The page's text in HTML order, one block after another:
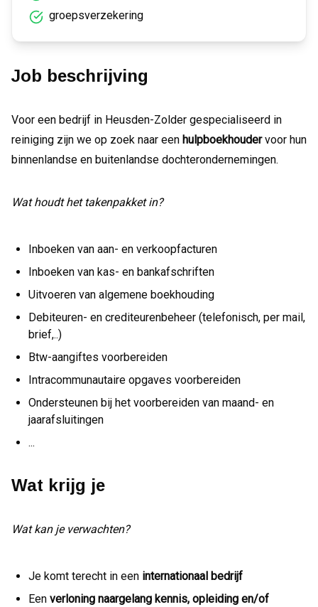
groepsverzekering
Job beschrijving
Voor een bedrijf in Heusden-Zolder gespecialiseerd in
reiniging zijn we op zoek naar een hulpboekhoudervoor hun
binnenlandse en buitenlandse dochterondernemingen.
Wat houdt het takenpakket in?
Inboeken van aan- en verkoopfacturen
Inboeken van kas- en bankafschriften
Uitvoeren van algemene boekhouding
Debiteuren- en crediteurenbeheer (telefonisch, per mail,
brief,..)
Btw-aangiftes voorbereiden
Intracommunautaire opgaves voorbereiden
Ondersteunen bij het voorbereiden van maand- en
jaarafsluitingen
...
Wat krijg je
Wat kan je verwachten?
Je komt terecht in een internationaal bedrijf
Een verloning naargelang kennis, opleiding en/of